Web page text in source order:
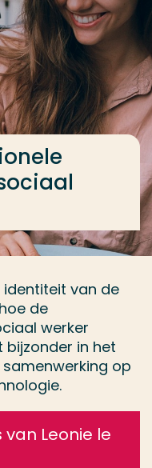
van de
van de
de
werker
bijzonder in het
op
Leonie le